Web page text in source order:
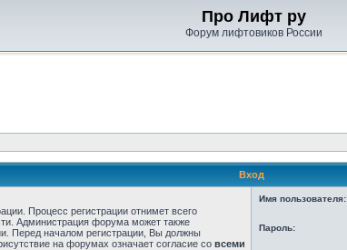
Про Лифт ру
Форум лифтовиков России
Вход
Процесс регистрации отнимет всего
Администрация форума может также
Перед началом регистрации, Вы должны
на форумах означает согласие со всеми
Имя пользователя:
Пароль: